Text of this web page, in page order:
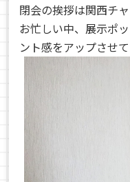
閉会の挨拶は関西チ
お忙しい中、展示ポ
ント感をアップさせて